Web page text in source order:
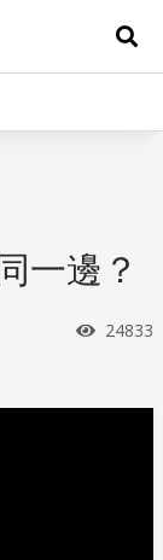
展
一邊？
瀏覽次
24833